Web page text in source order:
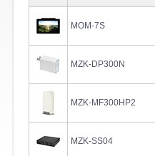
MOM-7S
MZK-DP300N
MZK-MF300HP2
MZK-SS04